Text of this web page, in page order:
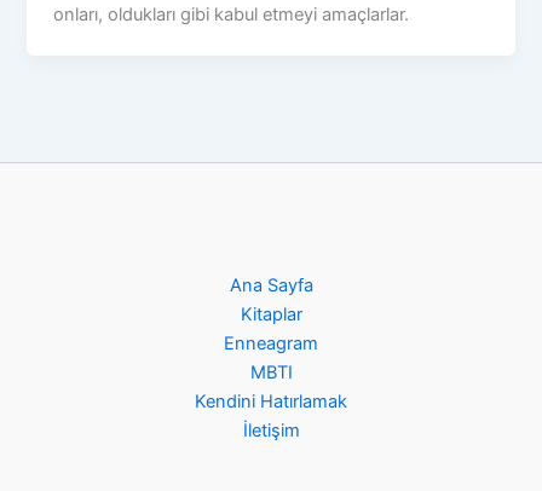
onları, oldukları gibi kabul etmeyi amaçlarlar.
Ana Sayfa
Kitaplar
Enneagram
MBTI
Kendini Hatırlamak
İletişim